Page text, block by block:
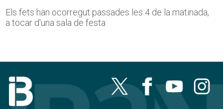
Els fets han ocorregut passades les 4 de la matinada,
a tocar d'una sala de festa